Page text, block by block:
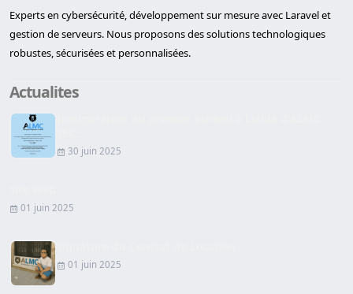
Experts en cybersécurité, développement sur mesure avec Laravel et
gestion de serveurs. Nous proposons des solutions technologiques
robustes, sécurisées et personnalisées.
Actualites
30 juin 2025
01 juin 2025
01 juin 2025